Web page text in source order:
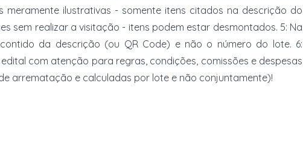
meramente ilustrativas - somente itens citados na descrição do
sem realizar a visitação - itens podem estar desmontados. 5: Na
da descrição (ou QR Code) e não o número do lote. 6:
com atenção para regras, condições, comissões e despesas
arrematação e calculadas por lote e não conjuntamente)!